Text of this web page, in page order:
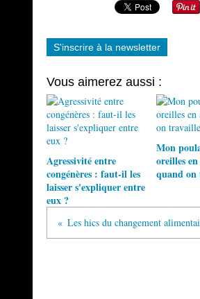
S'inscrire à la newsletter
Vous aimerez aussi :
Agressivité entre
congénères : faut-il les
laisser s'expliquer entre
eux ?
Mon
oreilles
quand on
Les hics du changement